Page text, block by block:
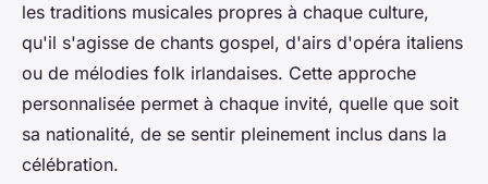
les traditions musicales propres à chaque culture,
qu'il s'agisse de chants gospel, d'airs d'opéra italiens
ou de mélodies folk irlandaises. Cette approche
personnalisée permet à chaque invité, quelle que soit
sa nationalité, de se sentir pleinement inclus dans la
célébration.